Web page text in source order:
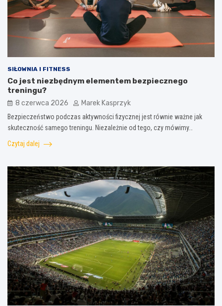
SIŁOWNIA I FITNESS
Co jest niezbędnym elementem bezpiecznego
treningu?
8 czerwca 2026 Marek Kasprzyk
Bezpieczeństwo podczas aktywności fizycznej jest równie ważne jak
skuteczność samego treningu. Niezależnie od tego, czy mówimy…
Czytaj dalej